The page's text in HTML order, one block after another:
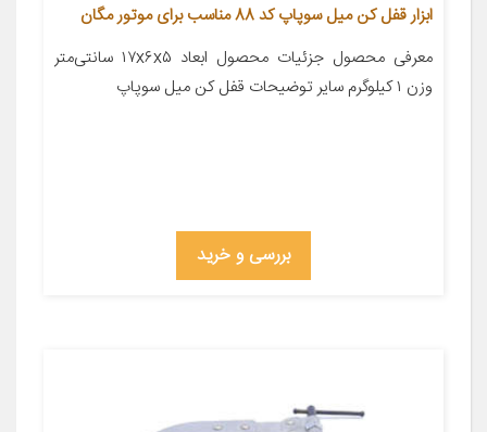
ابزار قفل کن میل سوپاپ کد 88 مناسب برای موتور مگان
معرفی محصول جزئیات محصول ابعاد ۱۷x۶x۵ سانتی‌متر
وزن ۱ کیلوگرم سایر توضیحات قفل کن میل سوپاپ
بررسی و خرید